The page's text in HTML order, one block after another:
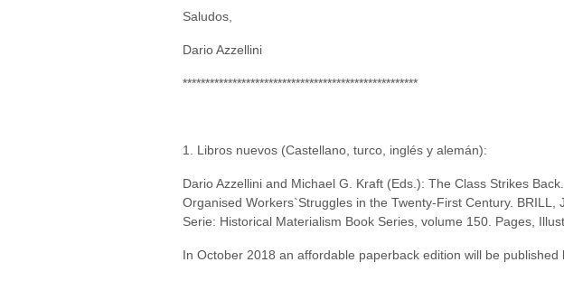
Saludos,
Dario Azzellini
****************************************************
1. Libros nuevos (Castellano, turco, inglés y alemán):
Dario Azzellini and Michael G. Kraft (Eds.): The Class Strikes
Organised Workers`Struggles in the Twenty-First Century. BRILL,
Serie: Historical Materialism Book Series, volume 150. Pages,
In October 2018 an affordable paperback edition will be published